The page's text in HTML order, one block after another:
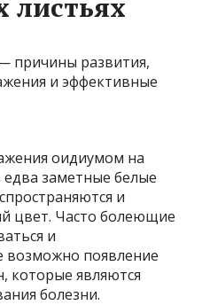
листьях
оидиумом на
заметные белые
и
цвет. Часто болеющие
и
возможно появление
которые являются
болезни.